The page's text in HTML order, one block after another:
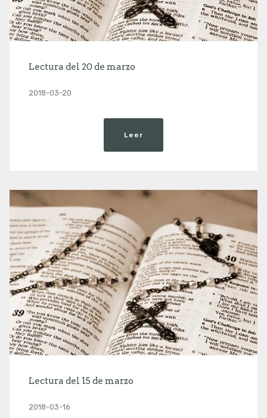
Lectura del 20 de marzo
2018-03-20
Leer
Lectura del 15 de marzo
2018-03-16